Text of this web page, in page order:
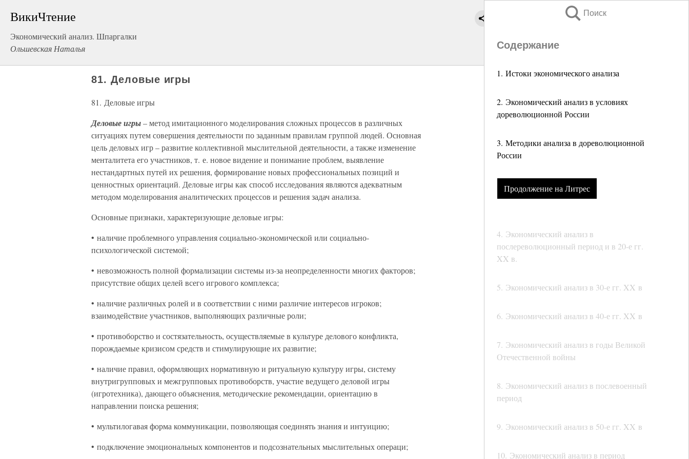
ВикиЧтение
Экономический анализ. Шпаргалки
Ольшевская Наталья
Поиск
Содержание
1. Истоки экономического анализа
2. Экономический анализ в условиях
дореволюционной России
3. Методики анализа в дореволюционной
России
Продолжение на Литрес
4. Экономический анализ в
послереволюционный период и в 20-е гг.
XX в.
5. Экономический анализ в 30-е гг. XX в
6. Экономический анализ в 40-е гг. XX в
7. Экономический анализ в годы Великой
Отечественной войны
8. Экономический анализ в послевоенный
период
9. Экономический анализ в 50-е гг. XX в
10. Экономический анализ в период
81. Деловые игры
81. Деловые игры
Деловые игры– метод имитационного моделирования сложных процессов в различных
ситуациях путем совершения деятельности по заданным правилам группой людей. Основная
цель деловых игр – развитие коллективной мыслительной деятельности, а также изменение
менталитета его участников, т. е. новое видение и понимание проблем, выявление
нестандартных путей их решения, формирование новых профессиональных позиций и
ценностных ориентаций. Деловые игры как способ исследования являются адекватным
методом моделирования аналитических процессов и решения задач анализа.
Основные признаки, характеризующие деловые игры:
• наличие проблемного управления социально-экономической или социально-
психологической системой;
• невозможность полной формализации системы из-за неопределенности многих факторов;
присутствие общих целей всего игрового комплекса;
• наличие различных ролей и в соответствии с ними различие интересов игроков;
взаимодействие участников, выполняющих различные роли;
• противоборство и состязательность, осуществляемые в культуре делового конфликта,
порождаемые кризисом средств и стимулирующие их развитие;
• наличие правил, оформляющих нормативную и ритуальную культуру игры, систему
внутригрупповых и межгрупповых противоборств, участие ведущего деловой игры
(игротехника), дающего объяснения, методические рекомендации, ориентацию в
направлении поиска решения;
• мультилогавая форма коммуникации, позволяющая соединять знания и интуицию;
• подключение эмоциональных компонентов и подсознательных мыслительных операци;